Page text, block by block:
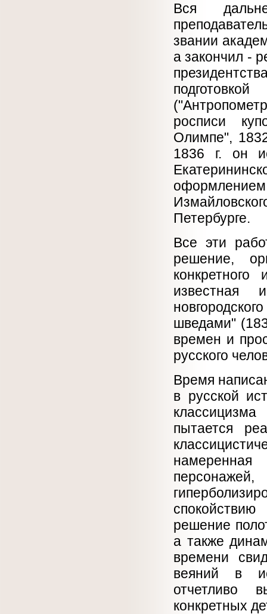
Вся
звании
а закончил -
росписи
Олимпе",
1836 г. он
оформлением
Петербурге.
Все эти
решение,
известная
шведами"
времен и
русского
Время
в русской
пытается
намеренная
решение
а также
времени
веяний в
отчетливо
конкретных